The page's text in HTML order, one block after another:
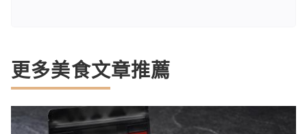
更多美食文章推薦